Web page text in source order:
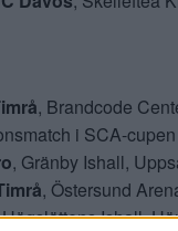
, Brandcode
i SCA-cupen
, Gränby Ishall,
, Östersund
Ishall,